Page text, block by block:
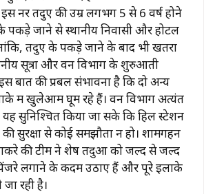
नर तेंदुए की उम्र लगभग 5 से 6 वर्ष होने
पकड़े जाने से स्थानीय निवासी और होटल
तेंदुए के पकड़े जाने के बाद भी खतरा
सूत्रों और वन विभाग के शुरुआती
बात की प्रबल संभावना है कि दो अन्य
में खुलेआम घूम रहे हैं। वन विभाग अत्यंत
यह सुनिश्चित किया जा सके कि हिल स्टेशन
सुरक्षा से कोई समझौता न हो। शामगहन
की टीम ने शेष तेंदुओं को जल्द से जल्द
लगाने के कदम उठाए हैं और पूरे इलाके
रही है।